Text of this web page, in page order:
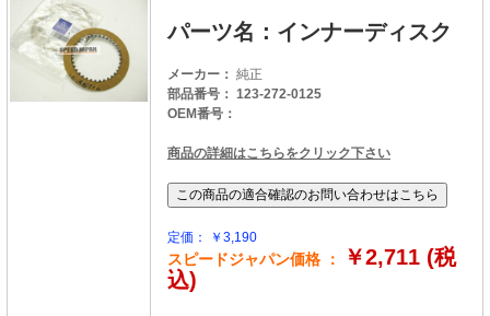
パーツ名：インナーディスク
メーカー： 純正
部品番号： 123-272-0125
OEM番号：
商品の詳細はこちらをクリック下さい
定価： ￥3,190
スピードジャパン価格 ：
￥2,711 (税
込)